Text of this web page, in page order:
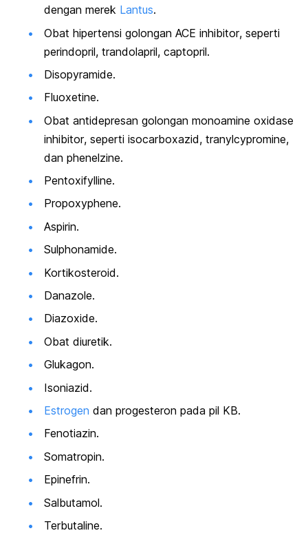
dengan merek Lantus.
Obat hipertensi golongan ACE inhibitor, seperti
perindopril, trandolapril, captopril.
Disopyramide.
Fluoxetine.
Obat antidepresan golongan monoamine oxidase
inhibitor, seperti isocarboxazid, tranylcypromine,
dan phenelzine.
Pentoxifylline.
Propoxyphene.
Aspirin.
Sulphonamide.
Kortikosteroid.
Danazole.
Diazoxide.
Obat diuretik.
Glukagon.
Isoniazid.
Estrogen dan progesteron pada pil KB.
Fenotiazin.
Somatropin.
Epinefrin.
Salbutamol.
Terbutaline.